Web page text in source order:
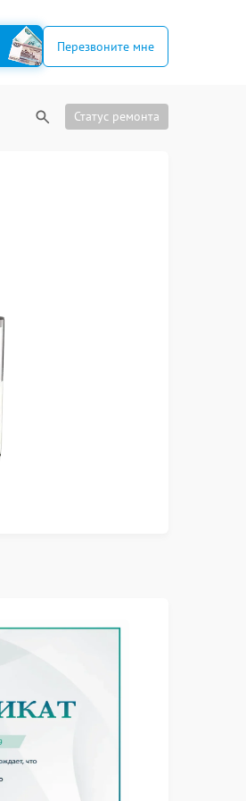
Перезвоните мне
Статус ремонта